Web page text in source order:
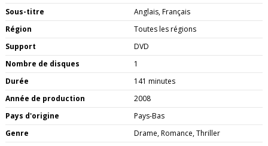
Sous-titre
Anglais, Français
Région
Toutes les régions
Support
DVD
Nombre de disques
1
Durée
141 minutes
Année de production
2008
Pays d'origine
Pays-Bas
Genre
Drame, Romance, Thriller